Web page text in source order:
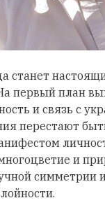
станет
первый план
и связь с
перестают
и
симметрии